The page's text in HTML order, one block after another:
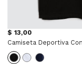
$ 13,00
Camiseta Deportiva